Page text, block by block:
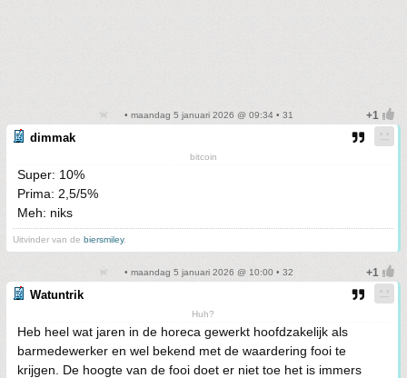
• maandag 5 januari 2026 @ 09:34 • 31
dimmak
bitcoin
Super: 10%
Prima: 2,5/5%
Meh: niks
Uitvinder van de biersmiley.
• maandag 5 januari 2026 @ 10:00 • 32
Watuntrik
Huh?
Heb heel wat jaren in de horeca gewerkt hoofdzakelijk als
barmedewerker en wel bekend met de waardering fooi te
krijgen. De hoogte van de fooi doet er niet toe het is immers